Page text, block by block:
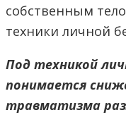
собственным
техники личной
Под техникой
понимается
травматизма